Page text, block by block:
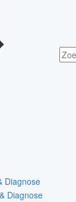
Diagnose
Diagnose